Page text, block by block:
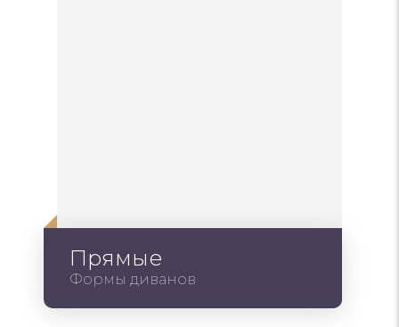
Прямые
Формы диванов